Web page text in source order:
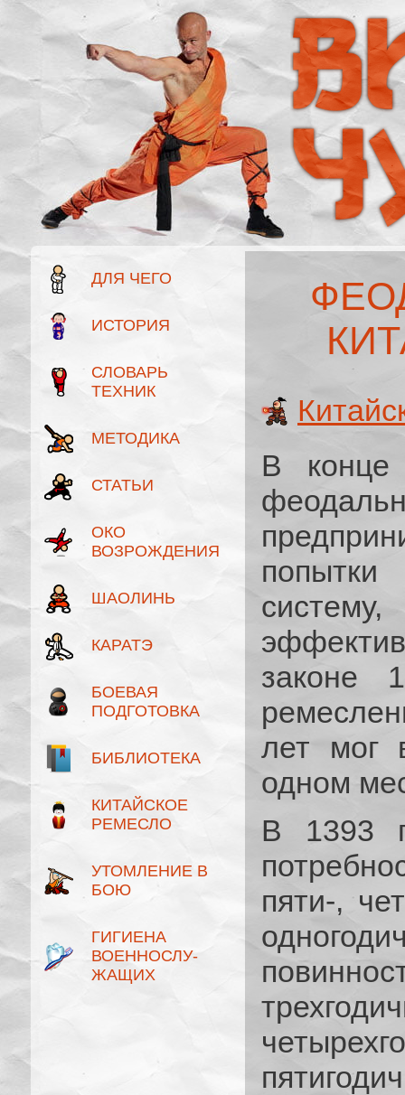
ДЛЯ ЧЕГО
ИСТОРИЯ
СЛОВАРЬ
ТЕХНИК
МЕТОДИКА
СТАТЬИ
ОКО
ВОЗРОЖДЕНИЯ
ШАОЛИНЬ
КАРАТЭ
БОЕВАЯ
ПОДГОТОВКА
БИБЛИОТЕКА
КИТАЙСКОЕ
РЕМЕСЛО
УТОМЛЕНИЕ В
БОЮ
ГИГИЕНА
ВОЕННОСЛУ­
ЖАЩИХ
В
законе
лет мог
одном
В 1393
пяти-,